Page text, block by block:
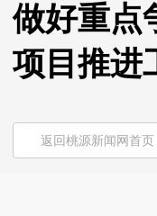
做好重点
项目推进
返回桃源新闻网首页